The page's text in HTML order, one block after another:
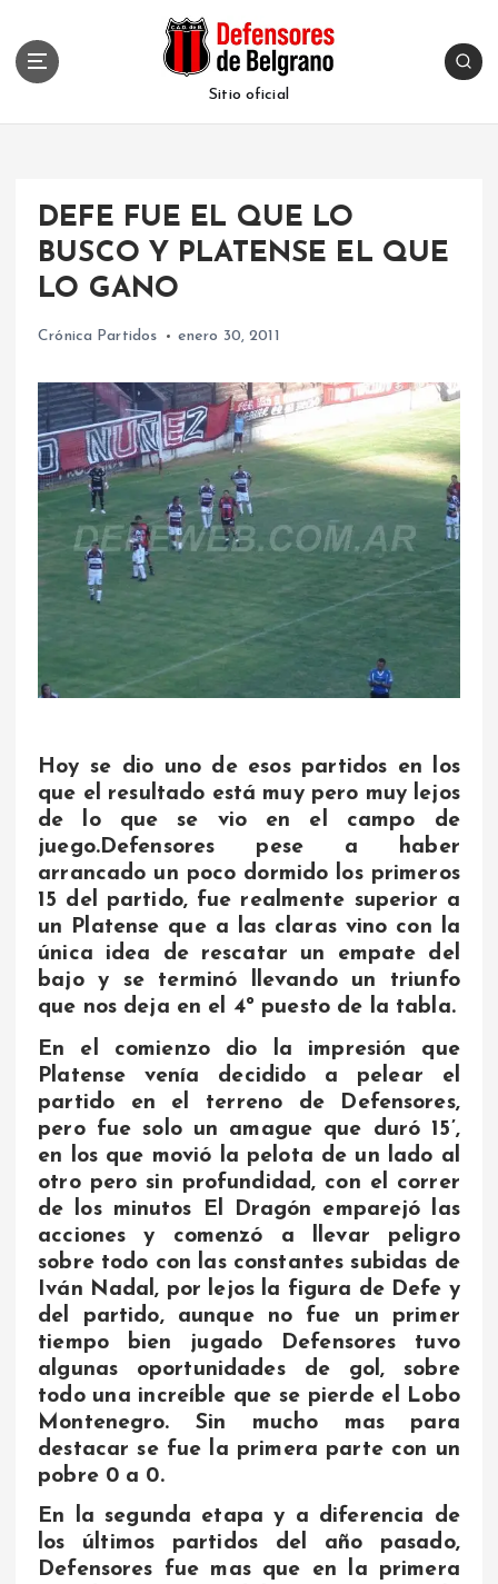
Sitio oficial
DEFE FUE EL QUE LO
BUSCO Y PLATENSE EL QUE
LO GANO
Crónica Partidos enero 30, 2011
Hoy se dio uno de esos partidos en los
que el resultado está muy pero muy lejos
de lo que se vio en el campo de
juego.Defensores pese a haber
arrancado un poco dormido los primeros
15 del partido, fue realmente superior a
un Platense que a las claras vino con la
única idea de rescatar un empate del
bajo y se terminó llevando un triunfo
que nos deja en el 4º puesto de la tabla.
En el comienzo dio la impresión que
Platense venía decidido a pelear el
partido en el terreno de Defensores,
pero fue solo un amague que duró 15’,
en los que movió la pelota de un lado al
otro pero sin profundidad, con el correr
de los minutos El Dragón emparejó las
acciones y comenzó a llevar peligro
sobre todo con las constantes subidas de
Iván Nadal, por lejos la figura de Defe y
del partido, aunque no fue un primer
tiempo bien jugado Defensores tuvo
algunas oportunidades de gol, sobre
todo una increíble que se pierde el Lobo
Montenegro. Sin mucho mas para
destacar se fue la primera parte con un
pobre 0 a 0.
En la segunda etapa y a diferencia de
los últimos partidos del año pasado,
Defensores fue mas que en la primera